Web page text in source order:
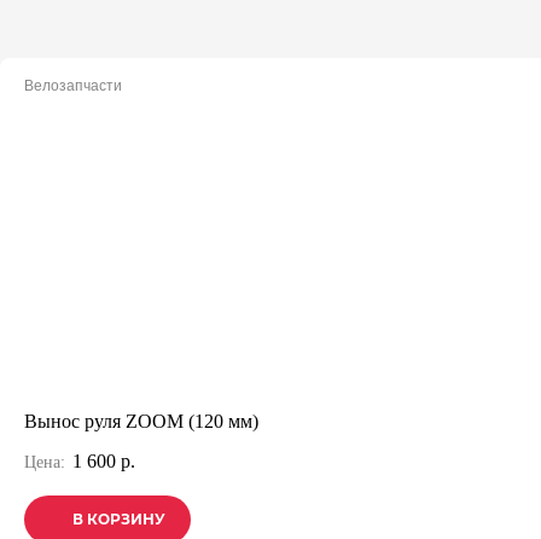
Велозапчасти
Вынос руля ZOOM (120 мм)
Цена: 1 600 р.
В КОРЗИНУ
В КОРЗИНУ
В КОРЗИНУ